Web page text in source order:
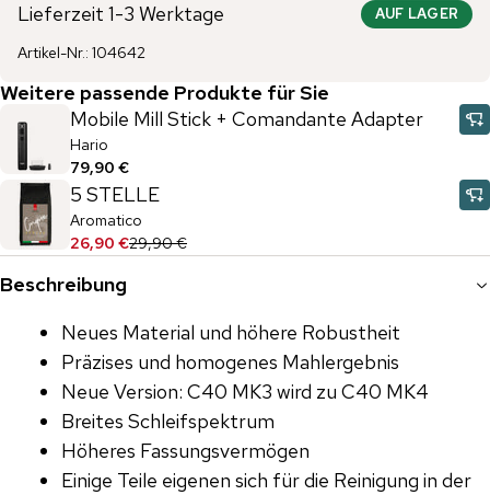
Lieferzeit 1-3 Werktage AUF LAGER
Artikel-Nr.: 104642
Weitere passende Produkte für Sie
Mobile Mill Stick + Comandante Adapter
Hario
79,90 €
5 STELLE
Aromatico
26,90 €29,90 €
Beschreibung
Neues Material und höhere Robustheit
Präzises und homogenes Mahlergebnis
Neue Version: C40 MK3 wird zu C40 MK4
Breites Schleifspektrum
Höheres Fassungsvermögen
Einige Teile eigenen sich für die Reinigung in der